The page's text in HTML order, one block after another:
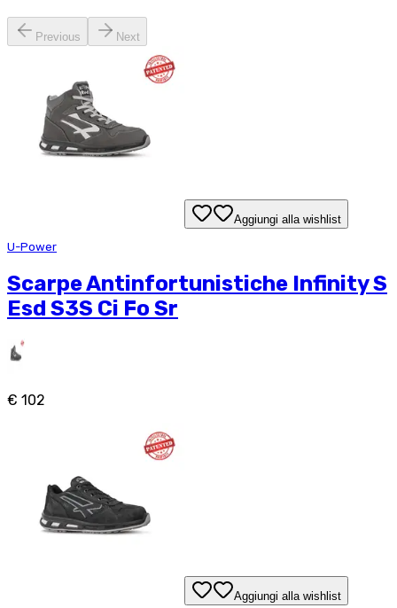
Previous Next
Aggiungi alla wishlist
U-Power
Scarpe Antinfortunistiche Infinity S
Esd S3S Ci Fo Sr
€ 102
Aggiungi alla wishlist